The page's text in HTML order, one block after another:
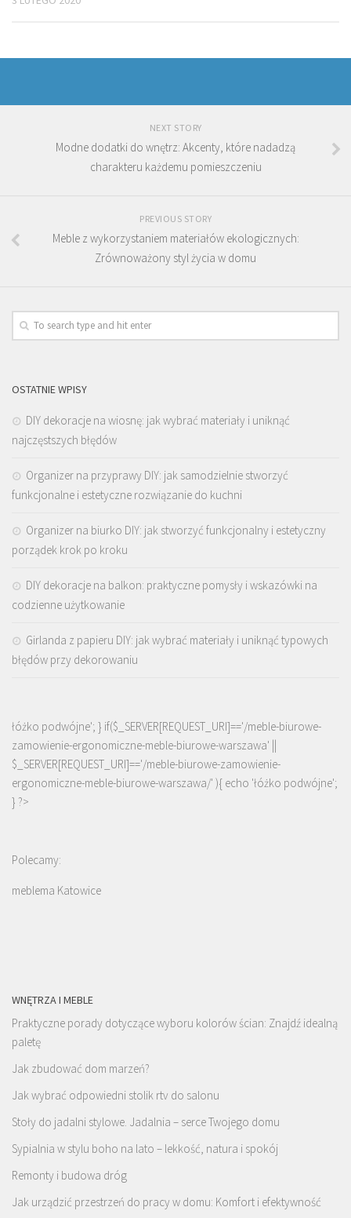
NEXT STORY
Modne dodatki do wnętrz: Akcenty, które nadadzą
charakteru każdemu pomieszczeniu
PREVIOUS STORY
Meble z wykorzystaniem materiałów ekologicznych:
Zrównoważony styl życia w domu
OSTATNIE WPISY
DIY dekoracje na wiosnę: jak wybrać materiały i uniknąć
najczęstszych błędów
Organizer na przyprawy DIY: jak samodzielnie stworzyć
funkcjonalne i estetyczne rozwiązanie do kuchni
Organizer na biurko DIY: jak stworzyć funkcjonalny i estetyczny
porządek krok po kroku
DIY dekoracje na balkon: praktyczne pomysły i wskazówki na
codzienne użytkowanie
Girlanda z papieru DIY: jak wybrać materiały i uniknąć typowych
błędów przy dekorowaniu
łóżko podwójne'; } if($_SERVER[REQUEST_URI]=='/meble-biurowe-
zamowienie-ergonomiczne-meble-biurowe-warszawa' ||
$_SERVER[REQUEST_URI]=='/meble-biurowe-zamowienie-
ergonomiczne-meble-biurowe-warszawa/' ){ echo 'łóżko podwójne';
} ?>
Polecamy:
meblema Katowice
WNĘTRZA I MEBLE
Praktyczne porady dotyczące wyboru kolorów ścian: Znajdź idealną
paletę
Jak zbudować dom marzeń?
Jak wybrać odpowiedni stolik rtv do salonu
Stoły do jadalni stylowe. Jadalnia – serce Twojego domu
Sypialnia w stylu boho na lato – lekkość, natura i spokój
Remonty i budowa dróg
Jak urządzić przestrzeń do pracy w domu: Komfort i efektywność